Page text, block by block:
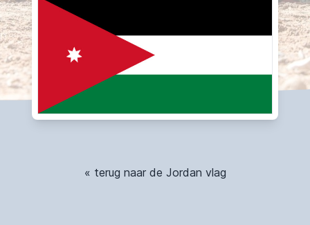
« terug naar de Jordan vlag